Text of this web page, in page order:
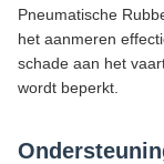
Pneumatische
het aanmeren
schade aan het
wordt beperkt.